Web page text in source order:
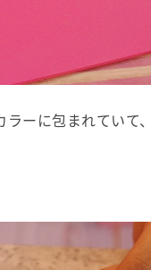
ーに包まれていて